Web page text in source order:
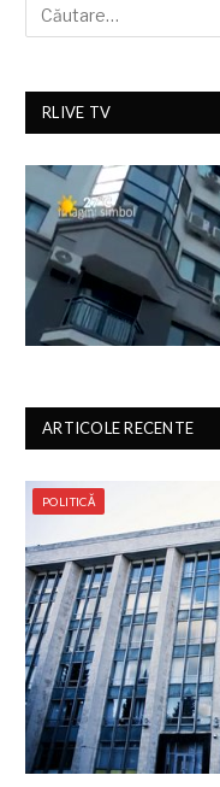
RLIVE TV
ARTICOLE RECENTE
POLITICĂ